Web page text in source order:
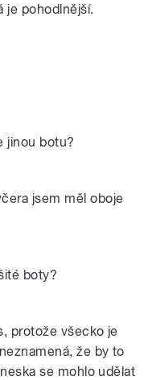
je pohodlnější.
jinou botu?
jsem měl oboje
boty?
protože všecko je
že by to
se mohlo udělat